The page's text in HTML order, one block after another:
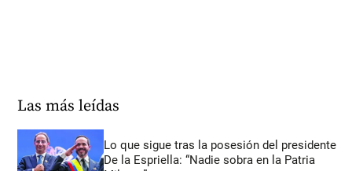
Las más leídas
Lo que sigue tras la posesión del presidente
De la Espriella: “Nadie sobra en la Patria